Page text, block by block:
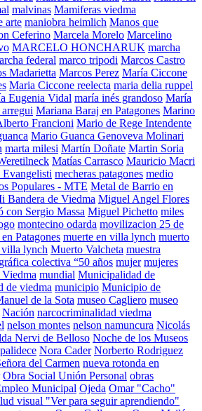
malvinas Mamiferas viedma
arte maniobra heimlich Manos que
Ceferino Marcela Morelo Marcelino
MARCELO HONCHARUK marcha
federal marco tripodi Marcos Castro
Madarietta Marcos Perez María Ciccone
Maria Ciccone reelecta maria delia ruppel
Eugenia Vidal maría inés grandoso María
Mariana Baraj en Patagones Marino
Francioni Mario de Rege Intendente
Mario Guanca Genoveva Molinari
marta milesi Martín Doñate Martin Soria
Matías Carrasco Mauricio Macri
mecheras patagones medio
Populares - MTE Metal de Barrio en
Bandera de Viedma Miguel Angel Flores
con Sergio Massa Miguel Pichetto miles
montecino odarda movilizacion 25 de
Patagones muerte en villa lynch muerto
villa lynch Muerto Valcheta muestra
colectiva “50 años mujer mujeres
mundial Municipalidad de
de viedma municipio Municipio de
de la Sota museo Cagliero museo
Nación narcocriminalidad viedma
nelson montes nelson namuncura Nicolás
Nervi de Belloso Noche de los Museos
Nora Cader Norberto Rodriguez
del Carmen nueva rotonda en
Obra Social Unión Personal obras
Municipal Ojeda Omar "Cacho"
visual "Ver para seguir aprendiendo"